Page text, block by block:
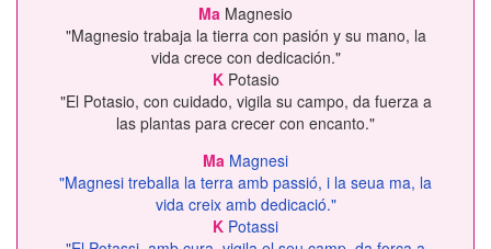
Ma Magnesio
"Magnesio trabaja la tierra con pasión y su mano, la
vida crece con dedicación."
KPotasio
"El Potasio, con cuidado, vigila su campo, da fuerza a
las plantas para crecer con encanto."
Ma Magnesi
"Magnesi treballa la terra amb passió, i la seua ma, la
vida creix amb dedicació."
K Potassi